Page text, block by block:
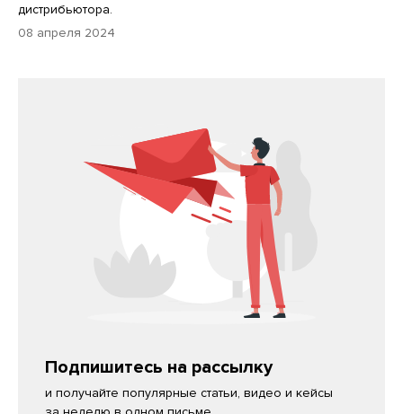
дистрибьютора.
08 апреля 2024
Подпишитесь на рассылку
и получайте популярные статьи, видео и кейсы